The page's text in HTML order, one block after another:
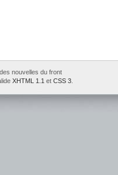
nouvelles du front
XHTML 1.1 et CSS 3